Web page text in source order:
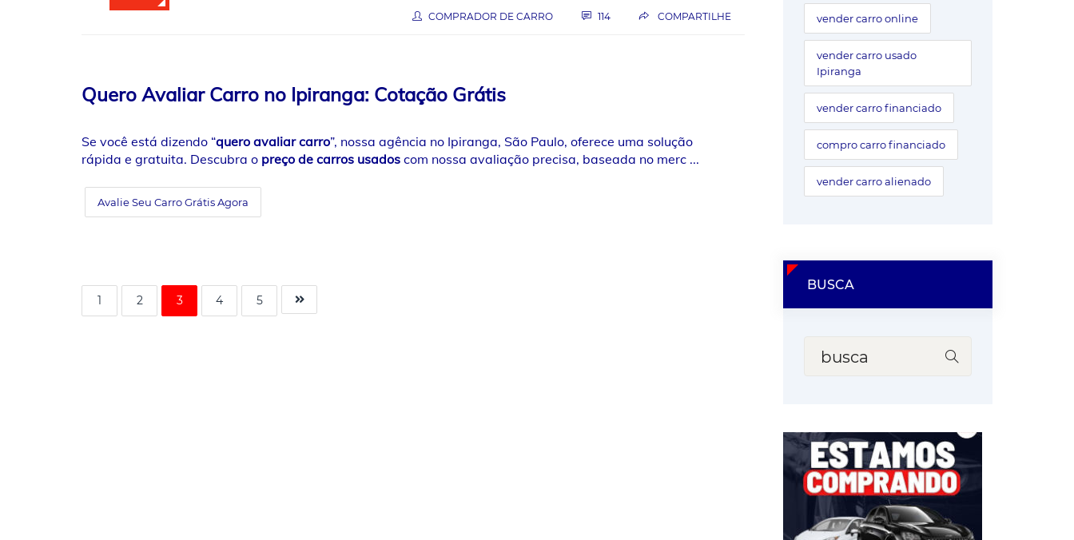
COMPRADOR DE CARRO
114 COMPARTILHE
Quero Avaliar Carro no Ipiranga: Cotação Grátis
Se você está dizendo “quero avaliar carro”, nossa agência no Ipiranga, São Paulo, oferece uma solução
rápida e gratuita. Descubra o preço de carros usados com nossa avaliação precisa, baseada no merc ...
Avalie Seu Carro Grátis Agora
1 2 3 4 5
vender carro online
vender carro usado
Ipiranga
vender carro financiado
compro carro financiado
vender carro alienado
BUSCA